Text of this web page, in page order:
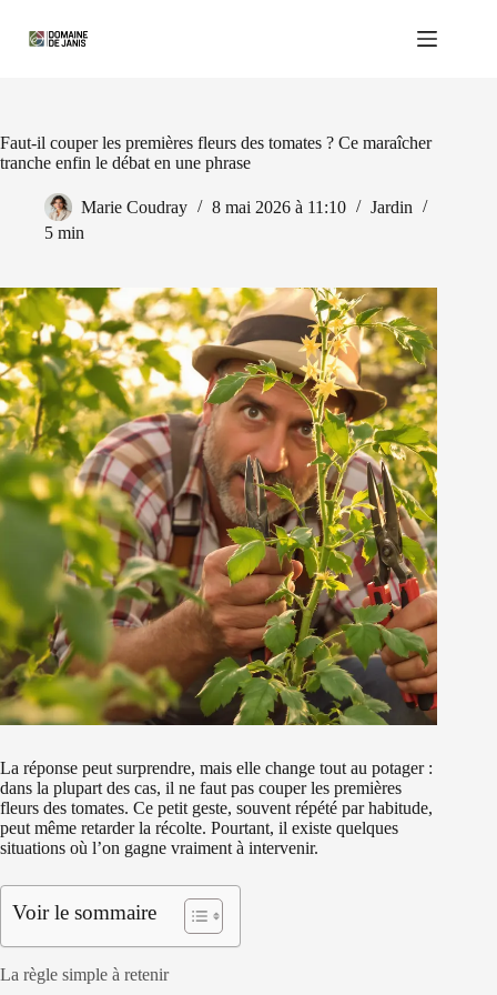
contenu
Faut-il couper les premières fleurs des tomates ? Ce maraîcher
tranche enfin le débat en une phrase
Marie Coudray 8 mai 2026 à 11:10
Jardin
5 min
La réponse peut surprendre, mais elle change tout au potager :
dans la plupart des cas, il ne faut pas couper les premières
fleurs des tomates. Ce petit geste, souvent répété par habitude,
peut même retarder la récolte. Pourtant, il existe quelques
situations où l’on gagne vraiment à intervenir.
Voir le sommaire
La règle simple à retenir